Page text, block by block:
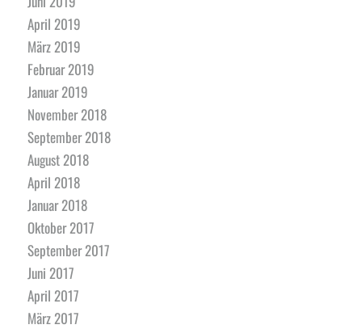
April 2019
März 2019
Februar 2019
Januar 2019
November 2018
September 2018
August 2018
April 2018
Januar 2018
Oktober 2017
September 2017
Juni 2017
April 2017
März 2017